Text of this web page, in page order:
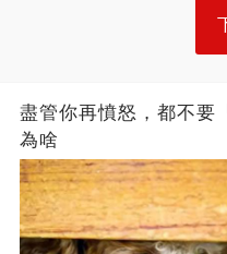
盡管你再憤怒，都不要
為啥